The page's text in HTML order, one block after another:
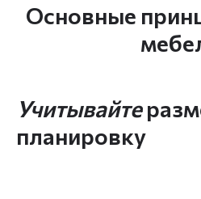
Основные
Учитывайте
планировку